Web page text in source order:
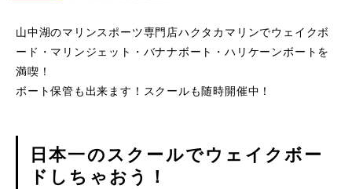
山中湖のマリンスポーツ専門店ハクタカマリンでウェイクボ
ード・マリンジェット・バナナボート・ハリケーンボートを
満喫！
ボート保管も出来ます！スクールも随時開催中！
日本一のスクールでウェイクボー
ドしちゃおう！